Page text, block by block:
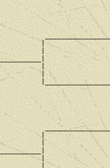
|                  |
|
|
|
|
|
|